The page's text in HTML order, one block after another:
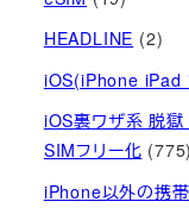
HEADLINE (2)
iOS(iPhone iPad
iOS裏ワザ系 脱獄
SIMフリー化 (775)
iPhone以外の携帯